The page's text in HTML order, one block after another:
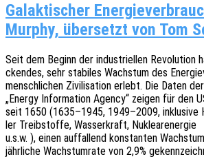
Galaktischer
Murphy, übersetzt von Tom
Seit dem Beginn der indus­tri­el­len Revo­lu­ti­on
cken­des, sehr stabi­les Wachs­tum des
mensch­li­chen Zivi­li­sa­ti­on erlebt. Die Daten
„Energy Infor­ma­ti­on Agency“ zeigen für den
seit 1650 (1635–1945, 1949–2009, inklu­si­ve
ler Treib­stof­fe, Wasser­kraft, Nuklearenergie
u.s.w. ), einen auffal­lend konstan­ten
jähr­li­che Wachstum­ra­te von 2,9%